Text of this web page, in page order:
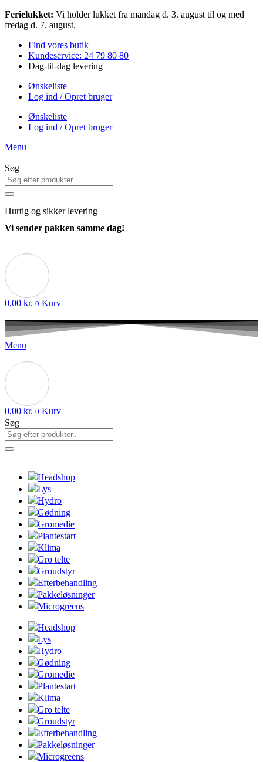
Videre
til
Ferielukket: Vi holder lukket fra mandag d. 3. august til og med
fredag d. 7. august.
Find vores butik
Kundeservice: 24 79 80 80
Dag-til-dag levering
Ønskeliste
Log ind / Opret bruger
Ønskeliste
Log ind / Opret bruger
Menu
Søg
Hurtig og sikker levering
Vi sender pakken samme dag!
0,00 kr. 0 Kurv
Menu
0,00 kr. 0 Kurv
Søg
Headshop
Lys
Hydro
Gødning
Gromedie
Plantestart
Klima
Gro telte
Groudstyr
Efterbehandling
Pakkeløsninger
Microgreens
Headshop
Lys
Hydro
Gødning
Gromedie
Plantestart
Klima
Gro telte
Groudstyr
Efterbehandling
Pakkeløsninger
Microgreens